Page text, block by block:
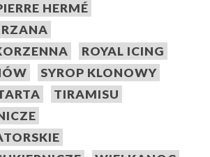
HERMÉ
ROYAL ICING
SYROP KLONOWY
TIRAMISU